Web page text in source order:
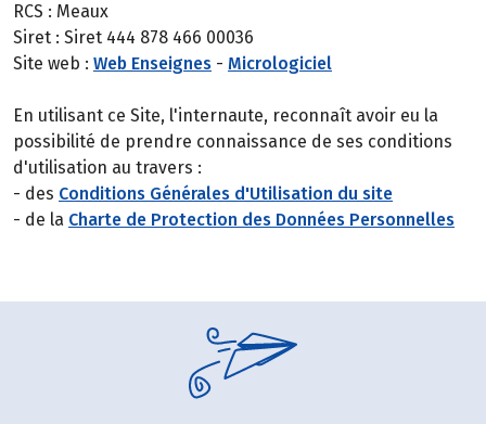
RCS : Meaux
Siret : Siret 444 878 466 00036
Site web : Web Enseignes - Micrologiciel
En utilisant ce Site, l'internaute, reconnaît avoir eu la
possibilité de prendre connaissance de ses conditions
d'utilisation au travers :
- des Conditions Générales d'Utilisation du site
- de la Charte de Protection des Données Personnelles